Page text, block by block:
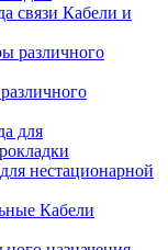
Кабели и
нестационарной
Кабели